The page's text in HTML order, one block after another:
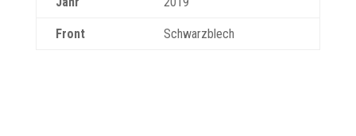
Front Schwarzblech